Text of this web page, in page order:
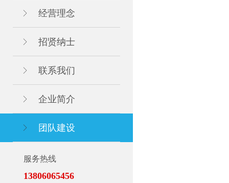
经营理念
招贤纳士
联系我们
企业简介
团队建设
服务热线
13806065456